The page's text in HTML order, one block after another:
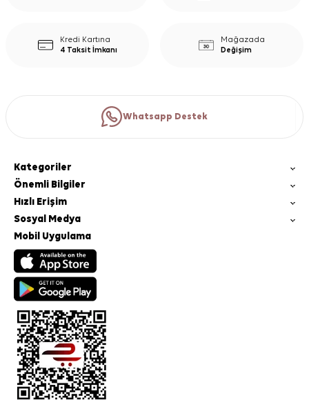
Kredi Kartına
4 Taksit İmkanı
Mağazada
Değişim
Whatsapp Destek
Kategoriler
Önemli Bilgiler
Hızlı Erişim
Sosyal Medya
Mobil Uygulama